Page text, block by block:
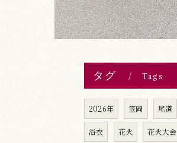
タグ Tags
2026年 笠岡 尾道
浴衣 花火 花火大会